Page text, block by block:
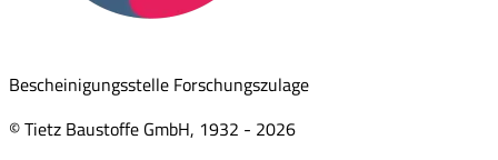
Bescheinigungsstelle Forschungszulage
© Tietz Baustoffe GmbH, 1932 - 2026